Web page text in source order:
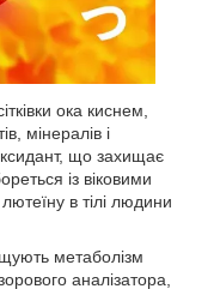
ока киснем,
мінералів і
що захищає
із віковими
в тілі людини
метаболізм
аналізатора,